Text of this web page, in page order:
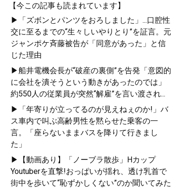
【今この記事も読まれています】
▶「ズボンとパンツをおろしました」...口腔性
交に至るまでの“生々しいやりとり”を証言。元
ジャンポケ斉藤被告が「同意があった」と信
じた理由
▶船井電機会長が“破産の裏側”を告発「意図的
に会社を潰そうという動きがあったのでは」
約550人の従業員が突然“解雇”を言い渡され...
▶「年寄りが立ってるのが見えねぇのか!」バ
ス車内で叫ぶ高齢男性を黙らせた乗客の一
言。「座らないままバスを降りて行きまし
た」
▶【動画あり】「ノーブラ散歩」Hカップ
Youtuberを直撃!おっぱいが揺れ、透け乳首で
街中を歩いて“恥ずかしくない”のか聞いてみた